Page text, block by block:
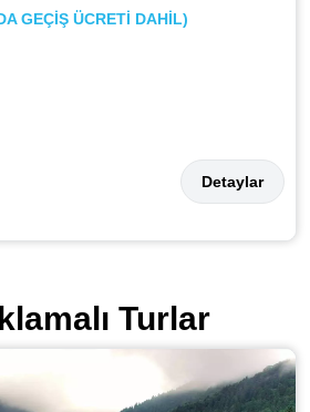
GEÇİŞ ÜCRETİ DAHİL)
Detaylar
Turlar